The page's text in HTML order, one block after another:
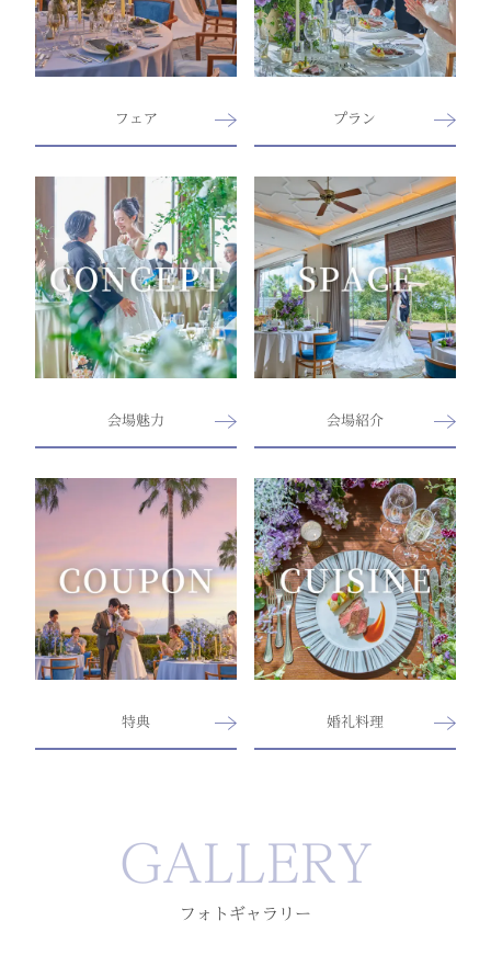
フェア プラン
会場魅力 会場紹介
特典 婚礼料理
GALLERY
フォトギャラリー